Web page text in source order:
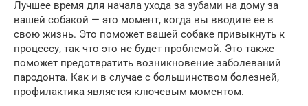
Лучшее время для начала ухода за зубами на дому за
вашей собакой — это момент, когда вы вводите ее в
свою жизнь. Это поможет вашей собаке привыкнуть к
процессу, так что это не будет проблемой. Это также
поможет предотвратить возникновение заболеваний
пародонта. Как и в случае с большинством болезней,
профилактика является ключевым моментом.